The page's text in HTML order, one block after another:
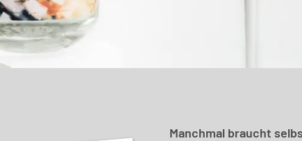
Manchmal braucht